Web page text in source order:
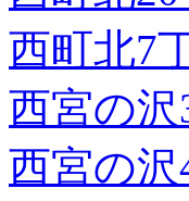
西町北7
西宮の沢
西宮の沢